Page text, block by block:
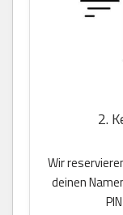
2.
Wir
deinen